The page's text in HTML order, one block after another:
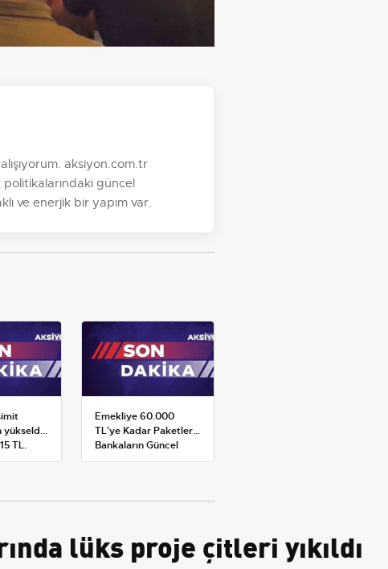
aksiyon.com.tr
güncel
ve enerjik bir yapım var.
yükseldi:
TL,
TL'ye
Emekliye 60.000
TL'ye Kadar Paketler:
Bankaların Güncel
Promosyon ve Ek
lüks proje çitleri yıkıldı